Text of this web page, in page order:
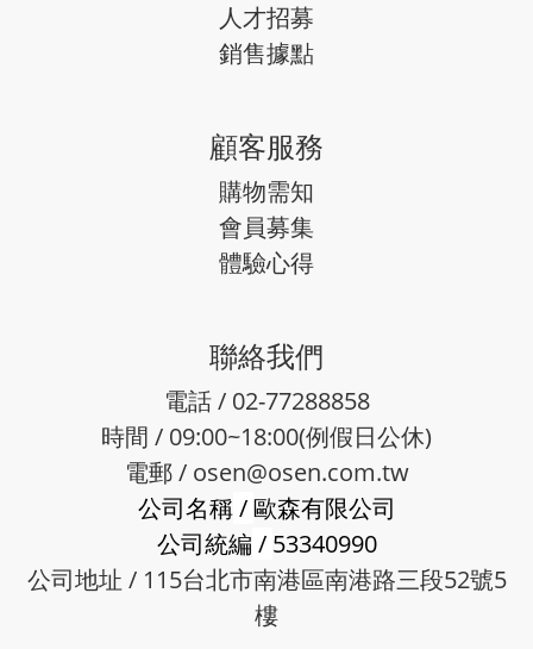
人才招募
銷售據點
顧客服務
購物需知
會員募集
體驗心得
聯絡我們
電話 / 02-77288858
時間 / 09:00~18:00(例假日公休)
電郵 / osen@osen.com.tw
公司名稱/歐森有限公司
公司統編 / 53340990
公司地址 / 115台北市南港區南港路三段52號5
樓